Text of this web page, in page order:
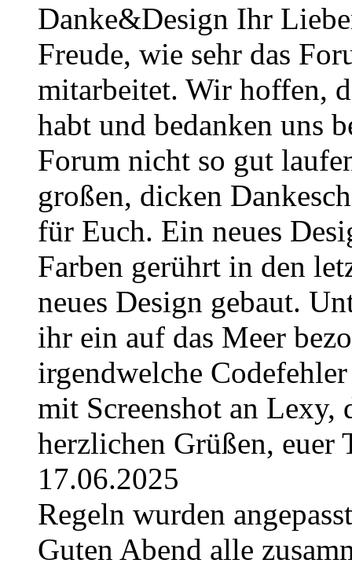
Danke&Design Ihr
Freude, wie sehr das
mitarbeitet. Wir hoffen,
habt und bedanken uns
Forum nicht so gut
großen, dicken
für Euch. Ein neues
Farben gerührt in den
neues Design gebaut.
ihr ein auf das Meer
irgendwelche
mit Screenshot an
herzlichen Grüßen, euer
17.06.2025
Regeln wurden
Guten Abend alle